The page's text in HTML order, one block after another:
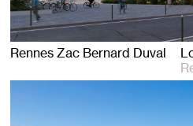
Rennes Zac Bernard Duval